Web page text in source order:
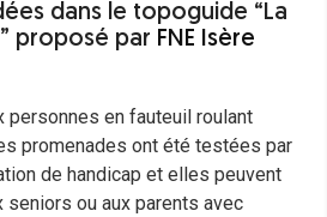
dans le topoguide “La
proposé par FNE Isère
personnes en fauteuil roulant
promenades ont été testées par
de handicap et elles peuvent
seniors ou aux parents avec